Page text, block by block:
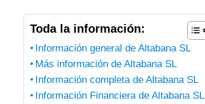
Toda la información:
Información general de Altabana SL
Más información de Altabana SL
Información completa de Altabana SL
Información Financiera de Altabana SL